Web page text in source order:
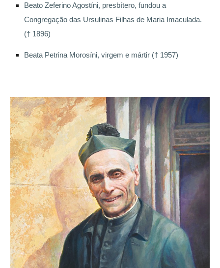
Beato Zeferino Agostíni, presbítero, fundou a
Congregação das Ursulinas Filhas de Maria Imaculada.
(† 1896)
Beata Petrina Morosíni, virgem e mártir († 1957)